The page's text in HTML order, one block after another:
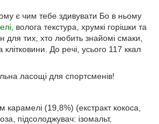
є чим тебе здивувати Бо в ньому
, волога текстура, хрумкі горішки та
для тих, хто любить знайомі смаки,
До речі, усього 117 ккал
ласощі для спортсменів!
карамелі (19,8%) (екстракт кокоса,
підсолоджувач: ізомальт,